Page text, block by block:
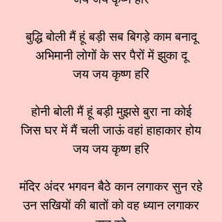
बुद्धि बोली मैं हूं बड़ी सब बिगड़े काम बनादू
अभिमानी लोगों के सर पैरों में झुका दू
जय जय कृष्ण हरि
होनी बोली मैं हूं बड़ी मुझसे बुरा ना कोई
जिस घर में मैं चली जाऊं वहां हाहाकार होय
जय जय कृष्ण हरि
मंदिर अंदर भगवन बैठे कान लगाकर सुन रहे
उन सखियों की बातों को वह ध्यान लगाकर